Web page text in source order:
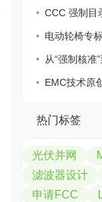
如何CCC 强制目
电动轮椅专
度 从“强制核准
EMC技术原
热门标签
光伏并网
滤波器设计
申请FCC